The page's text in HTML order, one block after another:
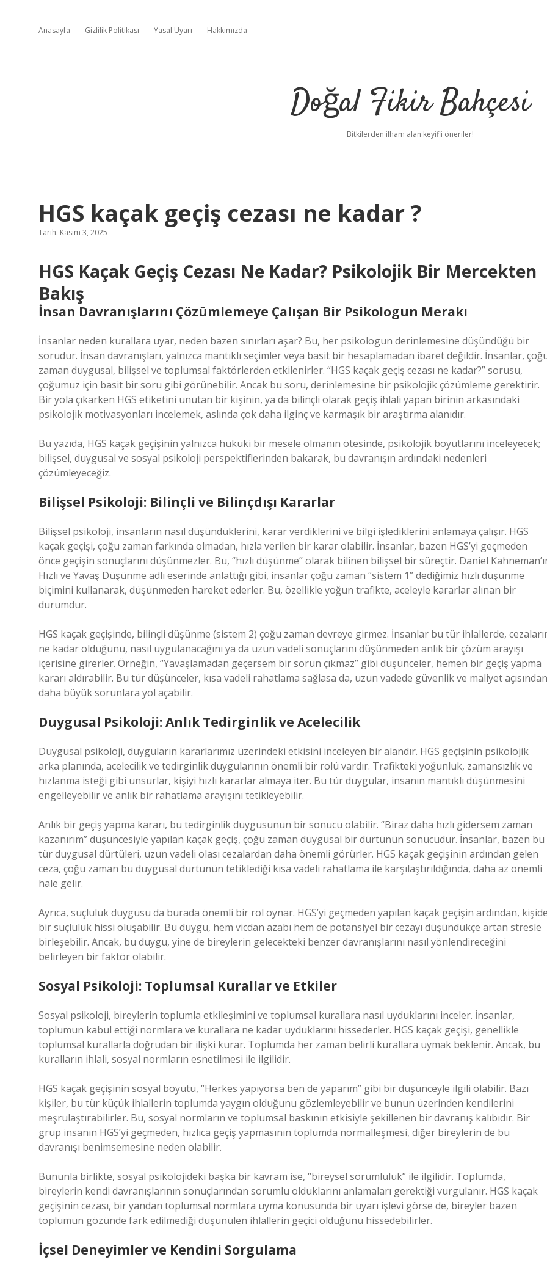
Anasayfa Gizlilik Politikası Yasal Uyarı Hakkımızda
Doğal Fikir Bahçesi
Bitkilerden ilham alan keyifli öneriler!
HGS kaçak geçiş cezası ne kadar ?
Tarih: Kasım 3, 2025
HGS Kaçak Geçiş Cezası Ne Kadar? Psikolojik Bir Mercekten
Bakış
İnsan Davranışlarını Çözümlemeye Çalışan Bir Psikologun Merakı
İnsanlar neden kurallara uyar, neden bazen sınırları aşar? Bu, her psikologun derinlemesine düşündüğü bir
sorudur. İnsan davranışları, yalnızca mantıklı seçimler veya basit bir hesaplamadan ibaret değildir. İnsanlar,
zaman duygusal, bilişsel ve toplumsal faktörlerden etkilenirler. “HGS kaçak geçiş cezası ne kadar?” sorusu,
çoğumuz için basit bir soru gibi görünebilir. Ancak bu soru, derinlemesine bir psikolojik çözümleme gerektirir.
Bir yola çıkarken HGS etiketini unutan bir kişinin, ya da bilinçli olarak geçiş ihlali yapan birinin arkasındaki
psikolojik motivasyonları incelemek, aslında çok daha ilginç ve karmaşık bir araştırma alanıdır.
Bu yazıda, HGS kaçak geçişinin yalnızca hukuki bir mesele olmanın ötesinde, psikolojik boyutlarını inceleyecek;
bilişsel, duygusal ve sosyal psikoloji perspektiflerinden bakarak, bu davranışın ardındaki nedenleri
çözümleyeceğiz.
Bilişsel Psikoloji: Bilinçli ve Bilinçdışı Kararlar
Bilişsel psikoloji, insanların nasıl düşündüklerini, karar verdiklerini ve bilgi işlediklerini anlamaya çalışır. HGS
kaçak geçişi, çoğu zaman farkında olmadan, hızla verilen bir karar olabilir. İnsanlar, bazen HGS’yi geçmeden
önce geçişin sonuçlarını düşünmezler. Bu, “hızlı düşünme” olarak bilinen bilişsel bir süreçtir. Daniel
Hızlı ve Yavaş Düşünme adlı eserinde anlattığı gibi, insanlar çoğu zaman “sistem 1” dediğimiz hızlı düşünme
biçimini kullanarak, düşünmeden hareket ederler. Bu, özellikle yoğun trafikte, aceleyle kararlar alınan bir
durumdur.
HGS kaçak geçişinde, bilinçli düşünme (sistem 2) çoğu zaman devreye girmez. İnsanlar bu tür ihlallerde,
ne kadar olduğunu, nasıl uygulanacağını ya da uzun vadeli sonuçlarını düşünmeden anlık bir çözüm arayışı
içerisine girerler. Örneğin, “Yavaşlamadan geçersem bir sorun çıkmaz” gibi düşünceler, hemen bir geçiş yapma
kararı aldırabilir. Bu tür düşünceler, kısa vadeli rahatlama sağlasa da, uzun vadede güvenlik ve maliyet açısından
daha büyük sorunlara yol açabilir.
Duygusal Psikoloji: Anlık Tedirginlik ve Acelecilik
Duygusal psikoloji, duyguların kararlarımız üzerindeki etkisini inceleyen bir alandır. HGS geçişinin psikolojik
arka planında, acelecilik ve tedirginlik duygularının önemli bir rolü vardır. Trafikteki yoğunluk, zamansızlık ve
hızlanma isteği gibi unsurlar, kişiyi hızlı kararlar almaya iter. Bu tür duygular, insanın mantıklı düşünmesini
engelleyebilir ve anlık bir rahatlama arayışını tetikleyebilir.
Anlık bir geçiş yapma kararı, bu tedirginlik duygusunun bir sonucu olabilir. “Biraz daha hızlı gidersem zaman
kazanırım” düşüncesiyle yapılan kaçak geçiş, çoğu zaman duygusal bir dürtünün sonucudur. İnsanlar, bazen bu
tür duygusal dürtüleri, uzun vadeli olası cezalardan daha önemli görürler. HGS kaçak geçişinin ardından gelen
ceza, çoğu zaman bu duygusal dürtünün tetiklediği kısa vadeli rahatlama ile karşılaştırıldığında, daha az önemli
hale gelir.
Ayrıca, suçluluk duygusu da burada önemli bir rol oynar. HGS’yi geçmeden yapılan kaçak geçişin ardından,
bir suçluluk hissi oluşabilir. Bu duygu, hem vicdan azabı hem de potansiyel bir cezayı düşündükçe artan stresle
birleşebilir. Ancak, bu duygu, yine de bireylerin gelecekteki benzer davranışlarını nasıl yönlendireceğini
belirleyen bir faktör olabilir.
Sosyal Psikoloji: Toplumsal Kurallar ve Etkiler
Sosyal psikoloji, bireylerin toplumla etkileşimini ve toplumsal kurallara nasıl uyduklarını inceler. İnsanlar,
toplumun kabul ettiği normlara ve kurallara ne kadar uyduklarını hissederler. HGS kaçak geçişi, genellikle
toplumsal kurallarla doğrudan bir ilişki kurar. Toplumda her zaman belirli kurallara uymak beklenir. Ancak, bu
kuralların ihlali, sosyal normların esnetilmesi ile ilgilidir.
HGS kaçak geçişinin sosyal boyutu, “Herkes yapıyorsa ben de yaparım” gibi bir düşünceyle ilgili olabilir. Bazı
kişiler, bu tür küçük ihlallerin toplumda yaygın olduğunu gözlemleyebilir ve bunun üzerinden kendilerini
meşrulaştırabilirler. Bu, sosyal normların ve toplumsal baskının etkisiyle şekillenen bir davranış kalıbıdır. Bir
grup insanın HGS’yi geçmeden, hızlıca geçiş yapmasının toplumda normalleşmesi, diğer bireylerin de bu
davranışı benimsemesine neden olabilir.
Bununla birlikte, sosyal psikolojideki başka bir kavram ise, “bireysel sorumluluk” ile ilgilidir. Toplumda,
bireylerin kendi davranışlarının sonuçlarından sorumlu olduklarını anlamaları gerektiği vurgulanır. HGS kaçak
geçişinin cezası, bir yandan toplumsal normlara uyma konusunda bir uyarı işlevi görse de, bireyler bazen
toplumun gözünde fark edilmediği düşünülen ihlallerin geçici olduğunu hissedebilirler.
İçsel Deneyimler ve Kendini Sorgulama